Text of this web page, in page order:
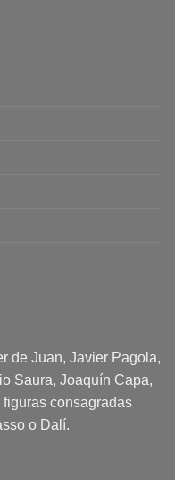
de Juan, Javier Pagola,
Saura, Joaquín Capa,
consagradas
o Dalí.